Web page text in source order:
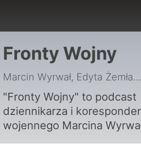
Fronty Wojny
Marcin Wyrwał, Edyta Żemła|
"Fronty Wojny" to podcast
dziennikarza i
wojennego Marcina